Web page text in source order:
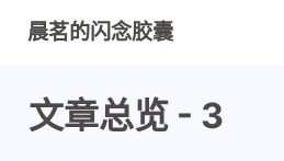
晨茗的闪念胶囊
文章总览 - 3